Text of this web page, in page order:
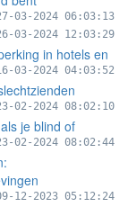
03-2024 06:03:13
03-2024 12:03:29
in hotels en
03-2024 04:03:52
02-2024 08:02:10
je blind of
02-2024 08:02:44
12-2023 05:12:24